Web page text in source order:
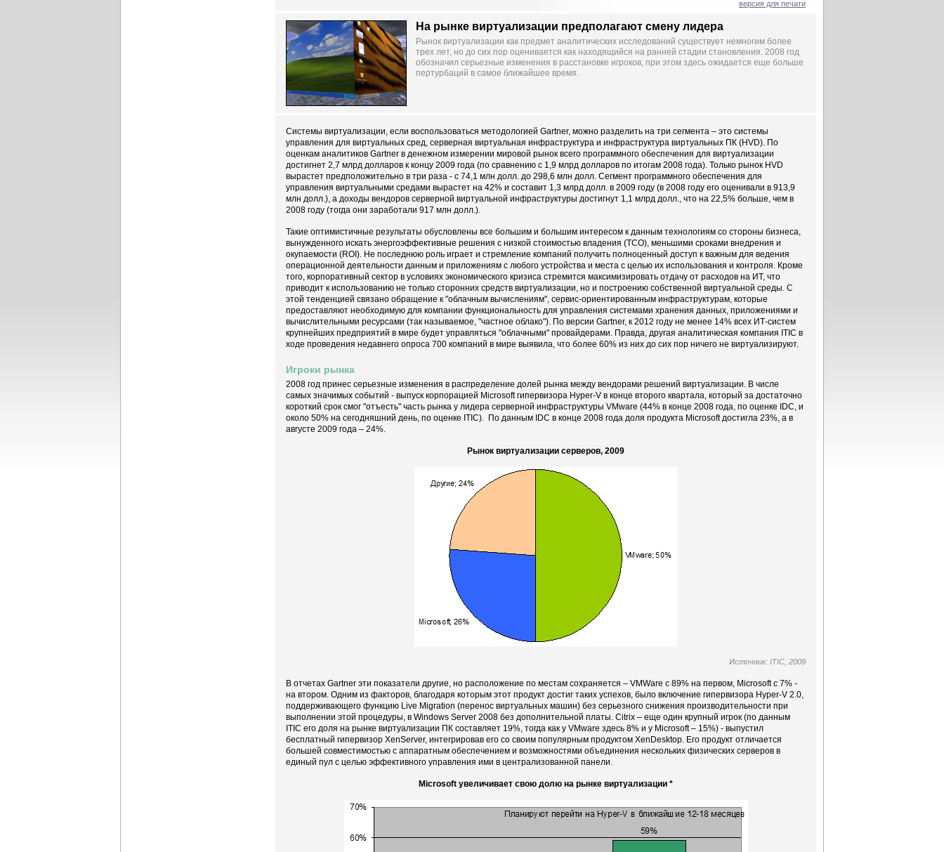
версия для печати
На рынке виртуализации предполагают смену лидера
Рынок виртуализации как предмет аналитических исследований существует немногим более
трех лет, но до сих пор оценивается как находящийся на ранней стадии становления. 2008 год
обозначил серьезные изменения в расстановке игроков, при этом здесь ожидается еще больше
пертурбаций в самое ближайшее время.
Системы виртуализации, если воспользоваться методологией Gartner, можно разделить на три сегмента – это системы
управления для виртуальных сред, серверная виртуальная инфраструктура и инфраструктура виртуальных ПК (HVD). По
оценкам аналитиков Gartner в денежном измерении мировой рынок всего программного обеспечения для виртуализации
достигнет 2,7 млрд долларов к концу 2009 года (по сравнению с 1,9 млрд долларов по итогам 2008 года). Только рынок HVD
вырастет предположительно в три раза - с 74,1 млн долл. до 298,6 млн долл. Сегмент программного обеспечения для
управления виртуальными средами вырастет на 42% и составит 1,3 млрд долл. в 2009 году (в 2008 году его оценивали в 913,9
млн долл.), а доходы вендоров серверной виртуальной инфраструктуры достигнут 1,1 млрд долл., что на 22,5% больше, чем в
2008 году (тогда они заработали 917 млн долл.).
Такие оптимистичные результаты обусловлены все большим и большим интересом к данным технологиям со стороны бизнеса,
вынужденного искать энергоэффективные решения с низкой стоимостью владения (TCO), меньшими сроками внедрения и
окупаемости (ROI). Не последнюю роль играет и стремление компаний получить полноценный доступ к важным для ведения
операционной деятельности данным и приложениям с любого устройства и места с целью их использования и контроля. Кроме
того, корпоративный сектор в условиях экономического кризиса стремится максимизировать отдачу от расходов на ИТ, что
приводит к использованию не только сторонних средств виртуализации, но и построению собственной виртуальной среды. С
этой тенденцией связано обращение к "облачным вычислениям", сервис-ориентированным инфраструктурам, которые
предоставляют необходимую для компании функциональность для управления системами хранения данных, приложениями и
вычислительными ресурсами (так называемое, "частное облако"). По версии Gartner, к 2012 году не менее 14% всех ИТ-систем
крупнейших предприятий в мире будет управляться "облачными" провайдерами. Правда, другая аналитическая компания ITIC в
ходе проведения недавнего опроса 700 компаний в мире выявила, что более 60% из них до сих пор ничего не виртуализируют.
Игроки рынка
2008 год принес серьезные изменения в распределение долей рынка между вендорами решений виртуализации. В числе
самых значимых событий - выпуск корпорацией Microsoft гипервизора Hyper-V в конце второго квартала, который за достаточно
короткий срок смог "отъесть" часть рынка у лидера серверной инфраструктуры VMware (44% в конце 2008 года, по оценке IDC, и
около 50% на сегодняшний день, по оценке ITIC). По данным IDC в конце 2008 года доля продукта Microsoft достигла 23%, а в
августе 2009 года – 24%.
Рынок виртуализации серверов, 2009
Источник: ITIC, 2009
В отчетах Gartner эти показатели другие, но расположение по местам сохраняется – VMWare с 89% на первом, Microsoft с 7% -
на втором. Одним из факторов, благодаря которым этот продукт достиг таких успехов, было включение гипервизора Hyper-V 2.0,
поддерживающего функцию Live Migration (перенос виртуальных машин) без серьезного снижения производительности при
выполнении этой процедуры, в Windows Server 2008 без дополнительной платы. Citrix – еще один крупный игрок (по данным
ITIC его доля на рынке виртуализации ПК составляет 19%, тогда как у VMware здесь 8% и у Microsoft – 15%) - выпустил
бесплатный гипервизор XenServer, интегрировав его со своим популярным продуктом XenDesktop. Его продукт отличается
большей совместимостью с аппаратным обеспечением и возможностями объединения нескольких физических серверов в
единый пул с целью эффективного управления ими в централизованной панели.
Microsoft увеличивает свою долю на рынке виртуализации *